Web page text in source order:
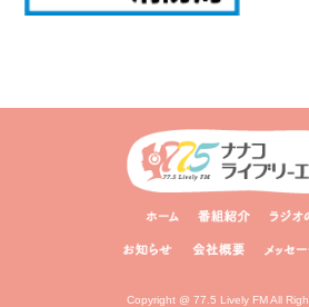
Copyright @ 77.5 Lively FM All